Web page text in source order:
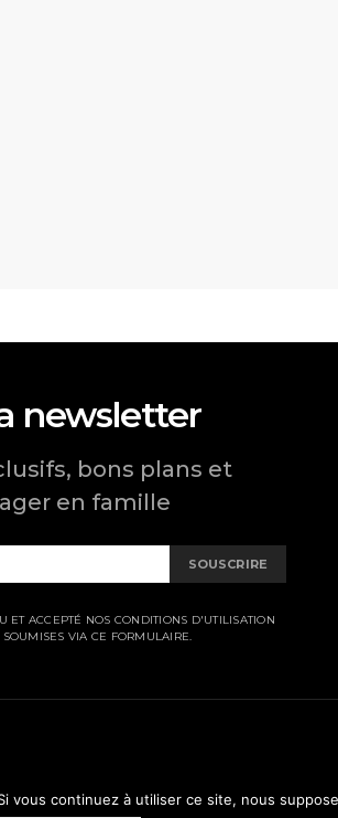
newsletter
bons plans et
en famille
SOUSCRIRE
ET ACCEPTÉ NOS CONDITIONS D'UTILISATION
VIA CE FORMULAIRE.
continuez à utiliser ce site, nous